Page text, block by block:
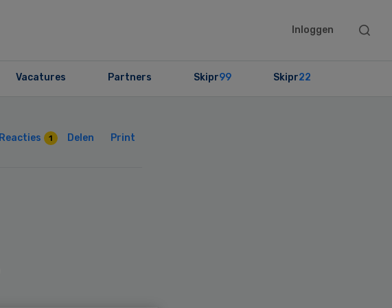
Inloggen
Search
Vacatures Partners Skipr99 Skipr22
Reacties 1 Delen Print